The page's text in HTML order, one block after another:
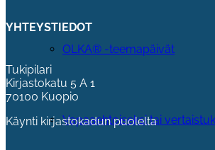
OLKA® -teemapäivät
Vapaaehtoiseksi tai
YHTEYSTIEDOT
Tukipilari
Kirjastokatu 5 A 1
70100 Kuopio
Käynti kirjastokadun puolelta